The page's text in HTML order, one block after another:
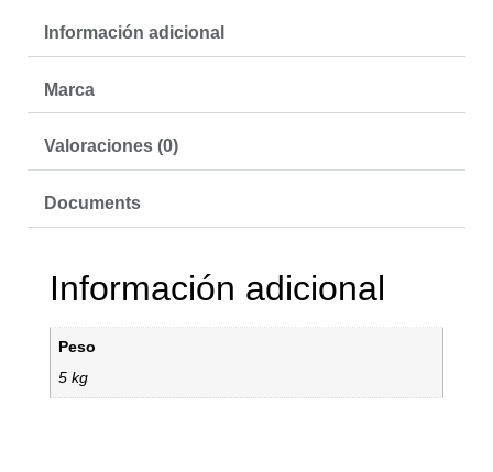
Información adicional
Marca
Valoraciones (0)
Documents
Información adicional
Peso
5 kg